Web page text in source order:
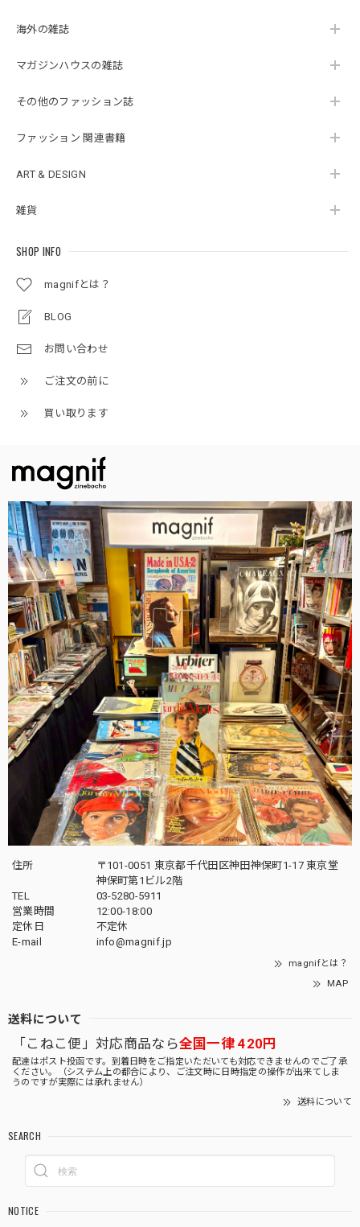
海外の雑誌
マガジンハウスの雑誌
その他のファッション誌
ファッション 関連書籍
ART & DESIGN
雑貨
SHOP INFO
magnifとは？
BLOG
お問い合わせ
ご注文の前に
買い取ります
住所
〒101-0051 東京都千代田区神田神保町1-17 東京堂
神保町第1ビル2階
TEL
03-5280-5911
営業時間
12:00-18:00
定休日
不定休
E-mail
info@magnif.jp
magnifとは？
MAP
送料について
「こねこ便」対応商品なら全国一律 420円
配達はポスト投函です。到着日時をご指定いただいても対応できませんのでご了承
ください。（システム上の都合により、ご注文時に日時指定の操作が出来てしま
うのですが実際には承れません）
送料について
SEARCH
NOTICE